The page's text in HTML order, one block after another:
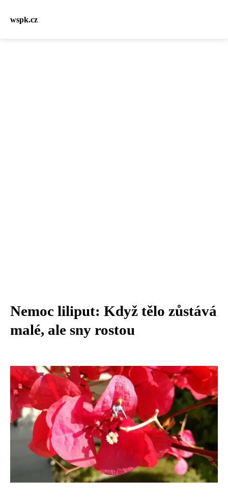
wspk.cz
Nemoc liliput: Když tělo zůstává
malé, ale sny rostou